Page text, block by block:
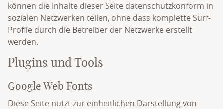
können die Inhalte dieser Seite datenschutzkonform in
sozialen Netzwerken teilen, ohne dass komplette Surf-
Profile durch die Betreiber der Netzwerke erstellt
werden.
Plugins und Tools
Google Web Fonts
Diese Seite nutzt zur einheitlichen Darstellung von